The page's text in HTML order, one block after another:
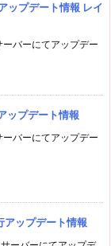
ップデート情報 レイ
バーにてアップデー
ップデート情報
バーにてアップデー
ップデート情報